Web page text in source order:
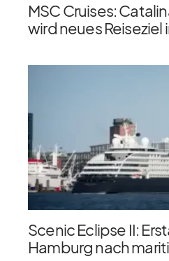
MSC Cruises:
wird neues Reiseziel
Scenic Eclipse II:
Hamburg nach